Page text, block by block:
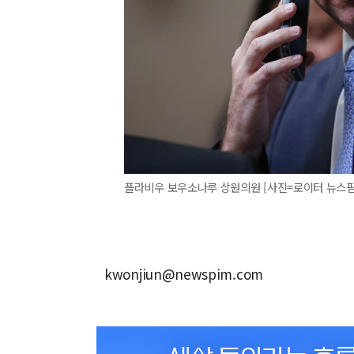
플라비우 보우소나루 상원의원 [사진=로이터 뉴스
kwonjiun@newspim.com